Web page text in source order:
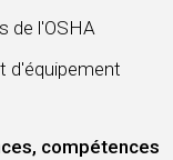
de l'OSHA
d'équipement
compétences